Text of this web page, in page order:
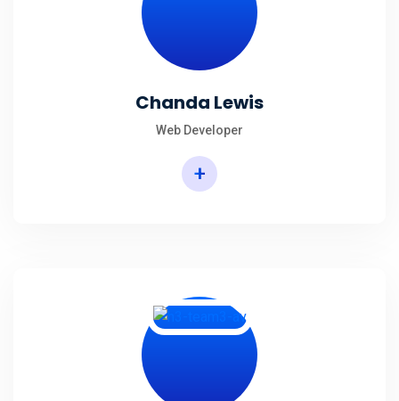
Chanda Lewis
Web Developer
+